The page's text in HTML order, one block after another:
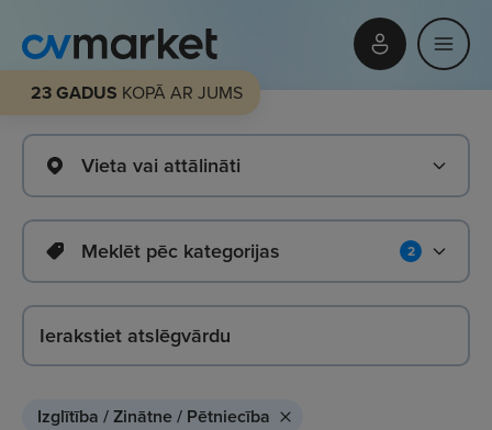
23 GADUS KOPĀ AR JUMS
Vieta vai attālināti
Meklēt pēc kategorijas 2
Izglītība / Zinātne / Pētniecība